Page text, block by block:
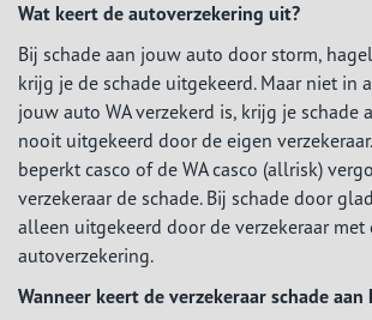
Wat keert de autoverzekering uit?
Bij schade aan jouw auto door storm,
krijg je de schade uitgekeerd. Maar niet in
jouw auto WA verzekerd is, krijg je schade
nooit uitgekeerd door de eigen
beperkt casco of de WA casco (allrisk)
verzekeraar de schade. Bij schade door
alleen uitgekeerd door de verzekeraar met
autoverzekering.
Wanneer keert de verzekeraar schade